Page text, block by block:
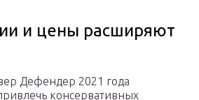
и цены расширяют
Дефендер 2021 года
консервативных